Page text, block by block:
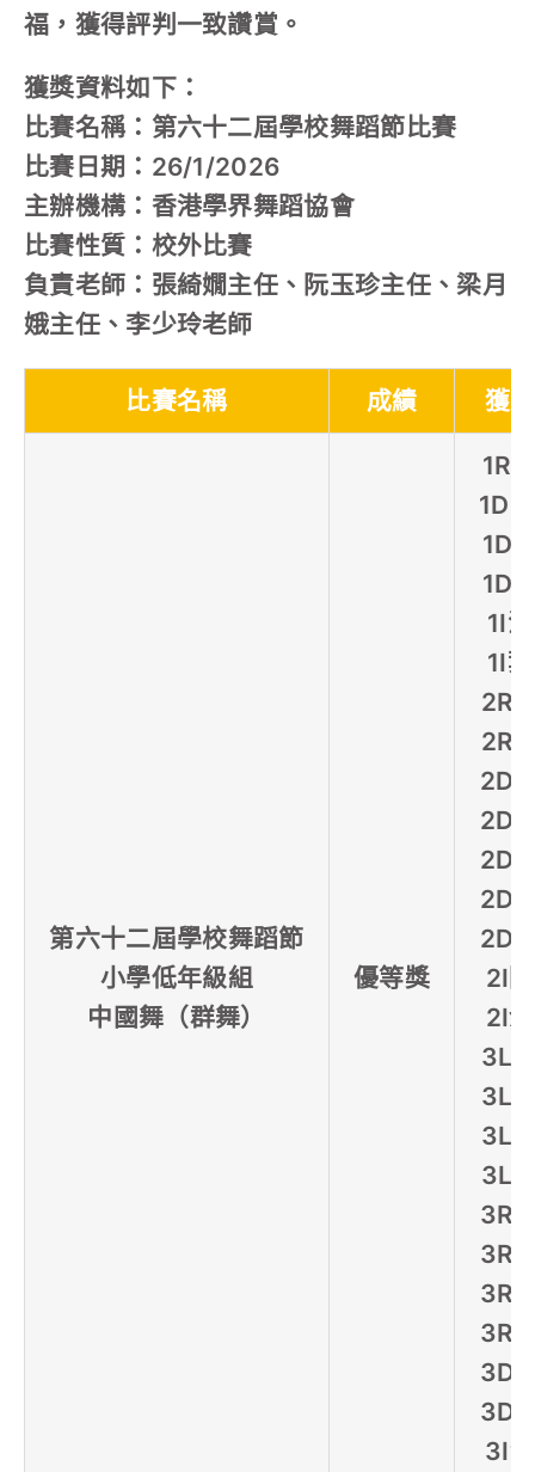
福，獲得評判一致讚賞。
獲獎資料如下：
比賽名稱：第六十二屆學校舞蹈節比賽
比賽日期：26/1/2026
主辦機構：香港學界舞蹈協會
比賽性質：校外比賽
負責老師：張綺嫺主任、阮玉珍主任、梁月
娥主任、李少玲老師
比賽名稱 成績 獲
第六十二屆學校舞蹈節
小學低年級組
中國舞（群舞）
優等獎
1R
1D
1D
1D
1I
1I
2R
2R
2D
2D
2D
2D
2D
2I
2I
3L
3L
3L
3L
3R
3R
3R
3R
3D
3D
3I